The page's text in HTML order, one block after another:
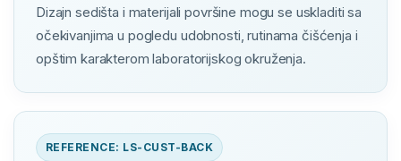
Dizajn sedišta i materijali površine mogu se uskladiti sa
očekivanjima u pogledu udobnosti, rutinama čišćenja i
opštim karakterom laboratorijskog okruženja.
REFERENCE: LS-CUST-BACK